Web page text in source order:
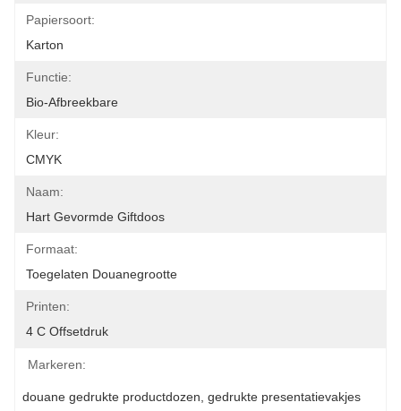
Papiersoort:
Karton
Functie:
Bio-Afbreekbare
Kleur:
CMYK
Naam:
Hart Gevormde Giftdoos
Formaat:
Toegelaten Douanegrootte
Printen:
4 C Offsetdruk
Markeren:
douane gedrukte productdozen gedrukte presentatievakjes